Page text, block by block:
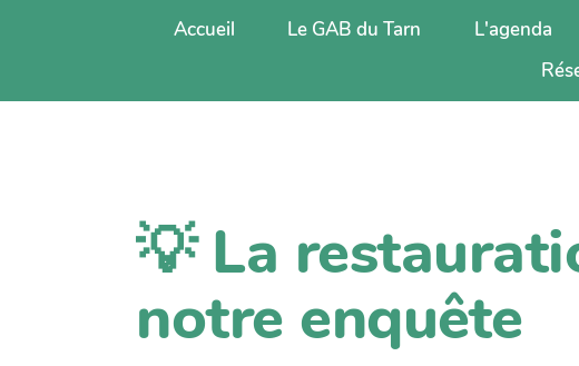
Accueil Le GAB du Tarn L'agenda
💡 La
notre enquête